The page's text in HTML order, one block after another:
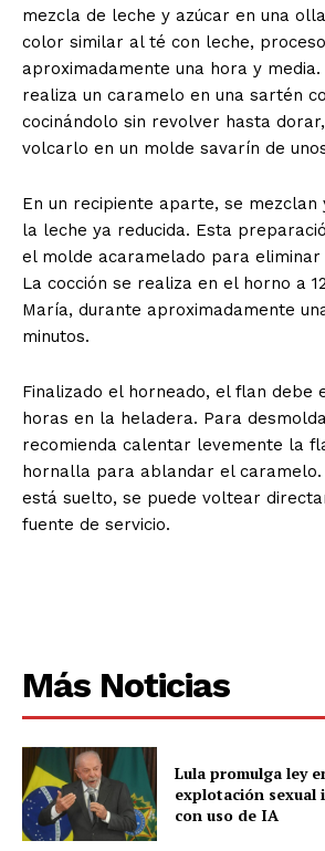
mezcla de leche y azúcar en una
color similar al té con leche,
aproximadamente una hora y
realiza un caramelo en una sartén
cocinándolo sin revolver hasta
volcarlo en un molde savarín de
En un recipiente aparte, se mezclan
la leche ya reducida. Esta
el molde acaramelado para eliminar
La cocción se realiza en el horno a
María, durante aproximadamente
minutos.
Finalizado el horneado, el flan debe
horas en la heladera. Para
recomienda calentar levemente la
hornalla para ablandar el caramelo.
está suelto, se puede voltear
fuente de servicio.
Más Noticias
Lula promulga ley
explotación
con uso de IA